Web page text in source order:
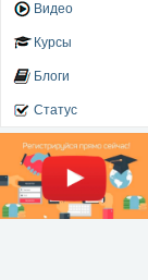
Видео
Курсы
Блоги
Статус